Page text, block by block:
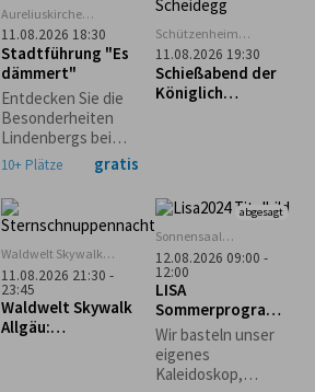
Aureliuskirche
Lindenberg
11.08.2026 18:30
Stadtführung "Es
dämmert"
Entdecken Sie die
Besonderheiten
Lindenbergs bei
einem abendlichen
Spaziergang durch
die
Stadtgeschichte
unter kundiger
Führung.
10+ Plätze gratis
Schützenheim
Scheidegg
(ehem. Lokschuppen)
11.08.2026 19:30
Schießabend der
Königlich
Waldwelt Skywalk
Allgäu, Scheidegg
11.08.2026 21:30 -
23:45
Waldwelt Skywalk
Allgäu:
abgesagt
Sonnensaal
Stiefenhofen
12.08.2026 09:00 -
12:00
LISA
Sommerprogramm
: Kreativ mit
Naturmaterialien
Wir basteln unser
eigenes
Kaleidoskop,